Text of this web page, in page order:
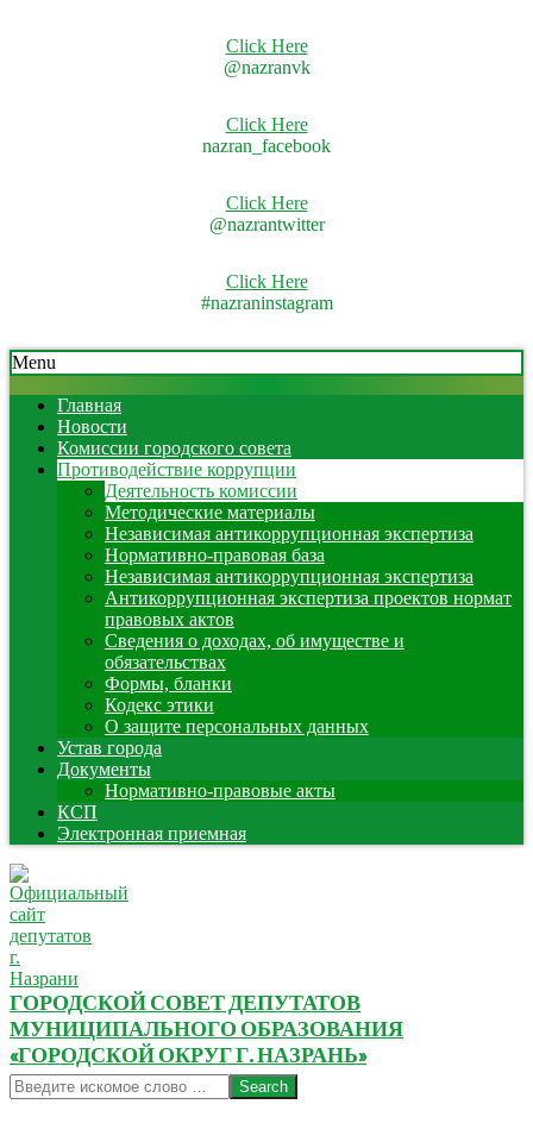
Click Here
@nazranvk
Click Here
nazran_facebook
Click Here
@nazrantwitter
Click Here
#nazraninstagram
Skip
to
content
Secondary
Navigation
Menu
Menu
Главная
Новости
Комиссии городского совета
Противодействие коррупции
Деятельность комиссии
Методические материалы
Независимая антикоррупционная экспертиза
Нормативно-правовая база
Независимая антикоррупционная экспертиза
Антикоррупционная экспертиза проектов нормат
правовых актов
Сведения о доходах, об имуществе и
обязательствах
Формы, бланки
Кодекс этики
О защите персональных данных
Устав города
Документы
Нормативно-правовые акты
КСП
Электронная приемная
ГОРОДСКОЙ СОВЕТ ДЕПУТАТОВ
МУНИЦИПАЛЬНОГО ОБРАЗОВАНИЯ
«ГОРОДСКОЙ ОКРУГ Г. НАЗРАНЬ»
Search